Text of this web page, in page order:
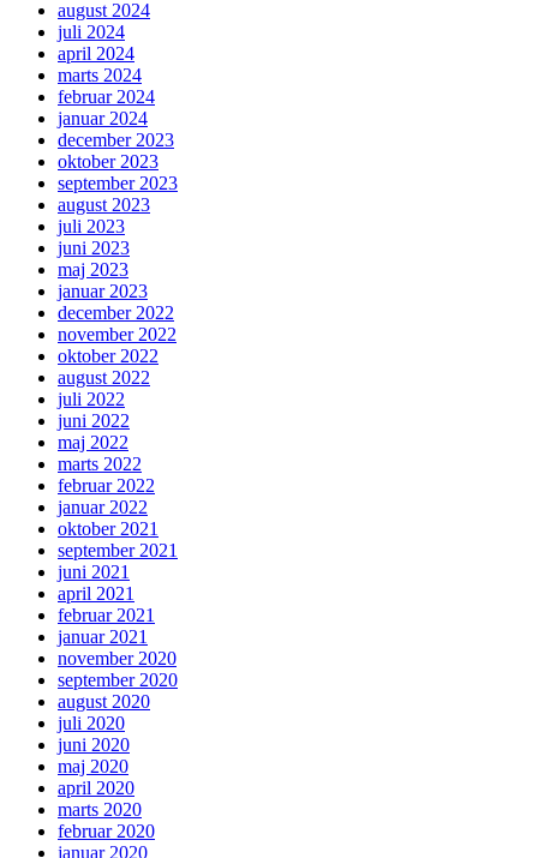
august 2024
juli 2024
april 2024
marts 2024
februar 2024
januar 2024
december 2023
oktober 2023
september 2023
august 2023
juli 2023
juni 2023
maj 2023
januar 2023
december 2022
november 2022
oktober 2022
august 2022
juli 2022
juni 2022
maj 2022
marts 2022
februar 2022
januar 2022
oktober 2021
september 2021
juni 2021
april 2021
februar 2021
januar 2021
november 2020
september 2020
august 2020
juli 2020
juni 2020
maj 2020
april 2020
marts 2020
februar 2020
januar 2020